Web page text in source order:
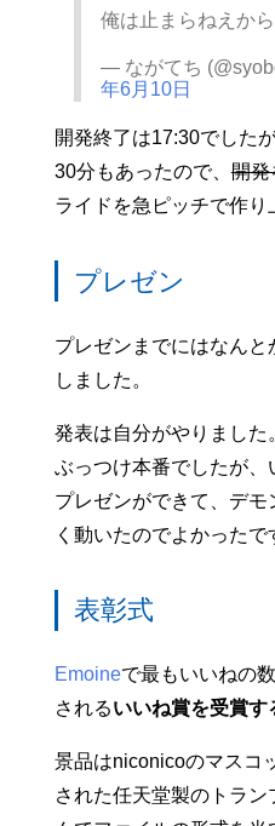
俺は止まらねえから
— ながてち
年6月10日
開発終了は17:30でした
30分もあったので、開発
ライドを急ピッチで作り
プレゼン
プレゼンまでにはなん
しました。
発表は自分がやりました
ぶっつけ本番でしたが、
プレゼンができて、デモ
く動いたのでよかったで
表彰式
Emoineで最もいいねの
されるいいね賞を受賞す
景品はniconicoのマスコ
された任天堂製のトラ